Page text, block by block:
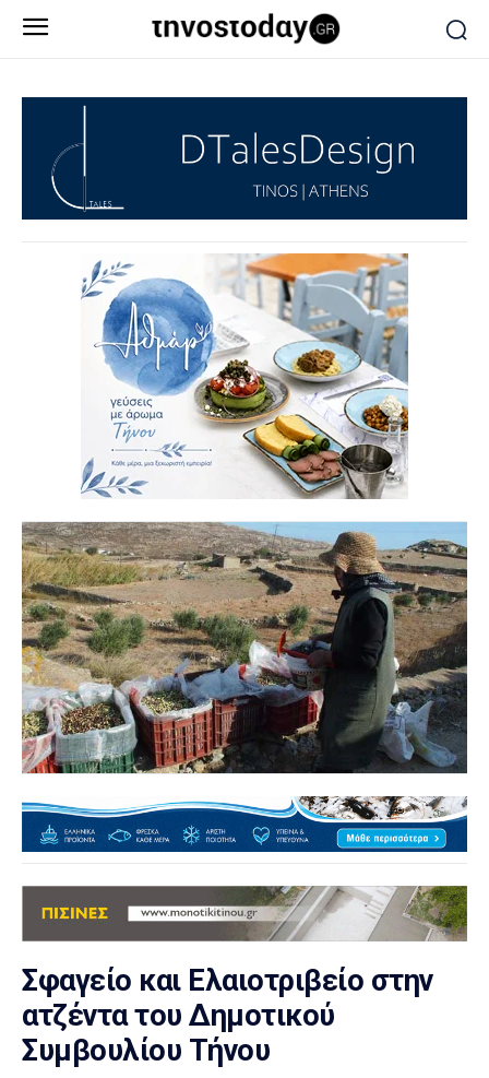
Σφαγείο και Ελαιοτριβείο στην
ατζέντα του Δημοτικού
Συμβουλίου Τήνου